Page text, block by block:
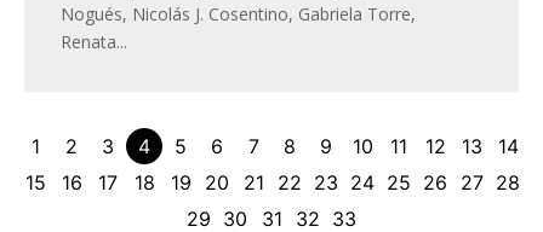
Nogués, Nicolás J. Cosentino, Gabriela Torre,
Renata...
1 2 3 4 5 6 7 8 9 10 11 12 13
14
15
16 17 18 19 20 21 22 23 24 25 26 27 28
29 30 31 32 33